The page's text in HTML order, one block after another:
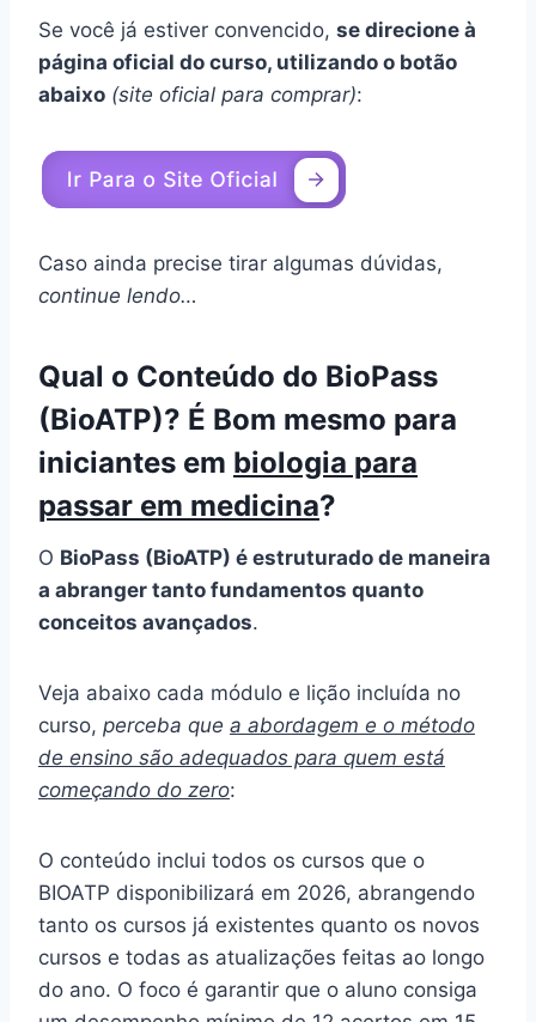
Se você já estiver convencido, se direcione à
página oficial do curso, utilizando o botão
abaixo (site oficial para comprar):
Caso ainda precise tirar algumas dúvidas,
continue lendo…
Qual o Conteúdo do BioPass
(BioATP)? É Bom mesmo para
iniciantes em biologia para
passar em medicina?
O BioPass (BioATP) é estruturado de maneira
a abranger tanto fundamentos quanto
conceitos avançados.
Veja abaixo cada módulo e lição incluída no
curso, perceba que a abordagem e o método
de ensino são adequados para quem está
começando do zero:
O conteúdo inclui todos os cursos que o
BIOATP disponibilizará em 2026, abrangendo
tanto os cursos já existentes quanto os novos
cursos e todas as atualizações feitas ao longo
do ano. O foco é garantir que o aluno consiga